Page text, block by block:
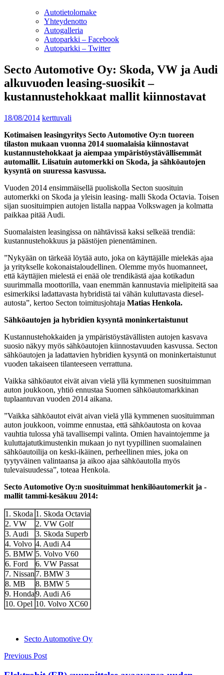
Autotietolomake
Yhteydenotto
Autogalleria
Autoparkki – Facebook
Autoparkki – Twitter
Secto Automotive Oy: Skoda, VW ja Audi
alkuvuoden leasing-suosikit –
kustannustehokkaat mallit kiinnostavat
18/08/2014 kerttuvali
Kotimaisen leasingyritys Secto Automotive Oy:n tuoreen
tilaston mukaan vuonna 2014 suomalaisia kiinnostavat
kustannustehokkaat ja aiempaa ympäristöystävällisemmät
automallit. Liisatuin automerkki on Skoda, ja sähköautojen
kysyntä on suuressa kasvussa.
Vuoden 2014 ensimmäisellä puoliskolla Secton suosituin
automerkki on Skoda ja yleisin leasing- malli Skoda Octavia. Toisen
sijan suosituimpien autojen listalla nappaa Volkswagen ja kolmatta
paikkaa pitää Audi.
Suomalaisten leasingissa on nähtävissä kaksi selkeää trendiä:
kustannustehokkuus ja päästöjen pienentäminen.
”Nykyään on tärkeää löytää auto, joka on käyttäjälle mielekäs ajaa
ja yritykselle kokonaistaloudellinen. Olemme myös huomanneet,
että käyttäjien mielestä ei enää ole trendikästä ajaa kotikadun
suurimmalla moottorilla, vaan enemmän kannustavia mielipiteitä saa
esimerkiksi ladattavasta hybridistä tai vähän kuluttavasta diesel-
autosta”, kertoo Secton toimitusjohtaja Matias Henkola.
Sähköautojen ja hybridien kysyntä moninkertaistunut
Kustannustehokkaiden ja ympäristöystävällisten autojen kasvava
suosio näkyy myös sähköautojen kiinnostavuuden kasvussa. Secton
sähköautojen ja ladattavien hybridien kysyntä on moninkertaistunut
vuoden takaiseen tilanteeseen verrattuna.
Vaikka sähköautot eivät aivan vielä yllä kymmenen suosituimman
auton joukkoon, yhtiö ennustaa Suomen sähköautomarkkinan
tuplaantuvan vuoden 2014 aikana.
”Vaikka sähköautot eivät aivan vielä yllä kymmenen suosituimman
auton joukkoon, voimme ennustaa, että sähköautosta on kovaa
vauhtia tulossa yhä tavallisempi valinta. Omien havaintojemme ja
kuluttajatutkimustenkin mukaan jo nyt tyypillinen suomalainen
sähköautoilija on keski-ikäinen, perheellinen mies, joka on
tyytyväinen valintaansa ja aikoo ajaa sähköautolla myös
tulevaisuudessa”, toteaa Henkola.
Secto Automotive Oy:n suosituimmat henkilöautomerkit ja -
mallit tammi-kesäkuu 2014:
1. Skoda 1. Skoda Octavia
2. VW
2. VW Golf
3. Audi
3. Skoda Superb
4. Volvo 4. Audi A4
5. BMW 5. Volvo V60
6. Ford
6. VW Passat
7. Nissan 7. BMW 3
8. MB
8. BMW 5
9. Honda9. Audi A6
10. Opel 10. Volvo XC60
Secto Automotive Oy
Post
navigation
Previous Post